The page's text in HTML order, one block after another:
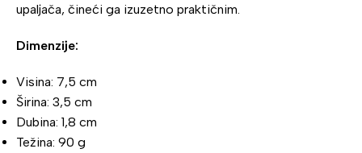
upaljača, čineći ga izuzetno praktičnim.
Dimenzije:
Visina: 7,5 cm
Širina: 3,5 cm
Dubina: 1,8 cm
Težina: 90 g